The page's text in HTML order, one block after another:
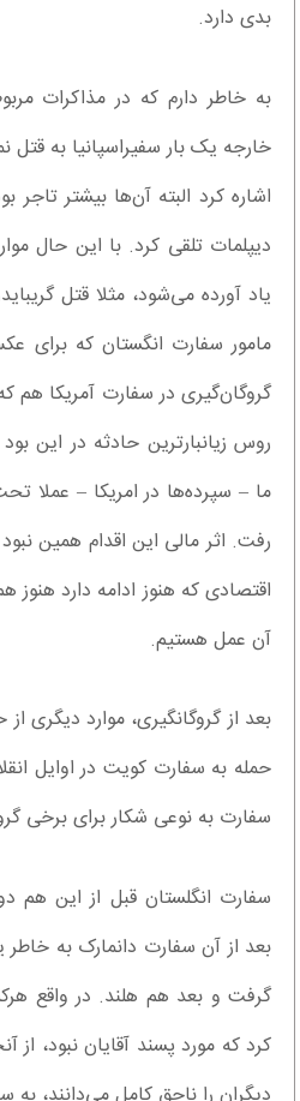
بدی دارد.
به خاطر دارم که در مذاکرات
خارجه یک بار سفیراسپانیا به قتل
اشاره کرد البته ‌آن‌ها بیشتر
دیپلمات تلقی کرد. با این حال
یاد آورده می‌شود، مثلا قتل
مامور سفارت انگستان که برای
گروگان‌گیری در سفارت آمریکا هم
روس زیانبارترین حادثه در این بود
ما – سپرده‌ها در امریکا – عملا
رفت. اثر مالی این اقدام همین
اقتصادی که هنوز ادامه دارد
آن عمل هستیم.
بعد از گروگانگیری، موارد دیگری
حمله به سفارت کویت در اوایل
سفارت به نوعی شکار برای برخی
سفارت انگلستان قبل از این هم
بعد از آن سفارت دانمارک به خاطر
گرفت و بعد هم هلند. در واقع
کرد که مورد پسند آقایان نبود،